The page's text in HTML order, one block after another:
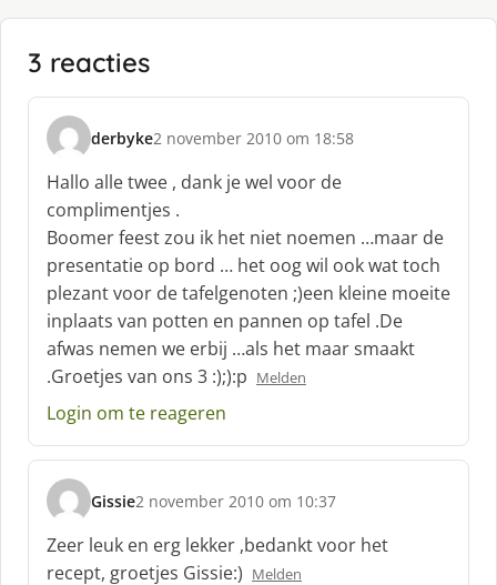
3 reacties
derbyke
s
c
h
r
e
e
f
:
2 november 2010 om 18:58
Hallo alle twee , dank je wel voor de
complimentjes .
Boomer feest zou ik het niet noemen …maar de
presentatie op bord … het oog wil ook wat toch
plezant voor de tafelgenoten ;)een kleine moeite
inplaats van potten en pannen op tafel .De
afwas nemen we erbij …als het maar smaakt
.Groetjes van ons 3 :);):p Melden
Login om te reageren
Gissie
s
c
h
2 november 2010 om 10:37
Zeer leuk en erg lekker ,bedankt voor het
recept, groetjes Gissie:) Melden